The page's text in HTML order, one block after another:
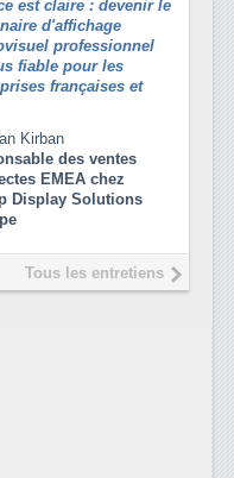
d'efficacité énergétique) ?
DEE, une pression
pour les DSI à
place pour répondre à...
4
Phocea DC dans les
DEE
président de Digital
6
Trimestriels IBM :
est claire : devenir le
d'affichage
professionnel
fiable pour les
françaises et
Kirban
des ventes
EMEA chez
Display Solutions
Tous les entretiens